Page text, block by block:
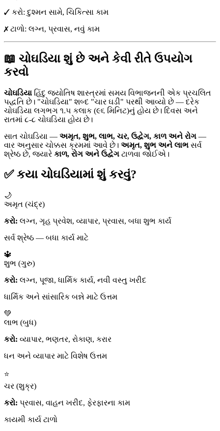
✓ કરો: દુશ્મન સામે, ચિકિત્સા કામ
✗ ટાળો: લગ્ન, પ્રવાસ, નવું કામ
📖 ચોઘડિયા શું છે અને કેવી રીતે ઉપયોગ
કરવો
ચોઘડિયા હિંદુ જ્યોતિષ શાસ્ત્રમાં સમય વિભાજનની એક પ્રચલિત
પદ્ધતિ છે। "ચોઘડિયા" શબ્દ "ચાર ઘડી" પરથી આવ્યો છે — દરેક
ચોઘડિયા લગભગ ૧.૫ કલાક (૯૬ મિનિટ)નું હોય છે। દિવસ અને
રાતમાં ૮-૮ ચોઘડિયા હોય છે।
સાત ચોઘડિયા — અમૃત, શુભ, લાભ, ચર, ઉદ્વેગ, કાળ અને રોગ —
વાર અનુસાર ચોક્કસ ક્રમમાં આવે છે। અમૃત, શુભ અને લાભ સર્વ
શ્રેષ્ઠ છે, જ્યારે કાળ, રોગ અને ઉદ્વેગ ટાળવા જોઈએ।
✅ કયા ચોઘડિયામાં શું કરવું?
🌙
અમૃત (ચંદ્ર)
કરો: લગ્ન, ગૃહ પ્રવેશ, વ્યાપાર, પ્રવાસ, બધા શુભ કાર્ય
સર્વ શ્રેષ્ઠ — બધા કાર્ય માટે
🔱
શુભ (ગુરુ)
કરો: લગ્ન, પૂજા, ધાર્મિક કાર્ય, નવી વસ્તુ ખરીદ
ધાર્મિક અને સાંસારિક બન્ને માટે ઉત્તમ
💚
લાભ (બુધ)
કરો: વ્યાપાર, ભણતર, રોકાણ, કરાર
ધન અને વ્યાપાર માટે વિશેષ ઉત્તમ
⭐
ચર (શુક્ર)
કરો: પ્રવાસ, વાહન ખરીદ, ફેરફારના કામ
કાયમી કાર્ય ટાળો